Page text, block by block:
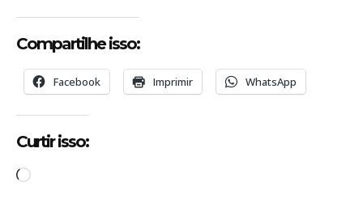
Compartilhe isso:
Facebook Imprimir WhatsApp
Curtir isso:
C